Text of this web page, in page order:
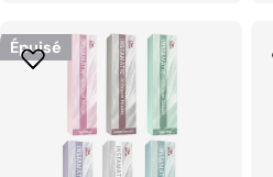
Épuisé